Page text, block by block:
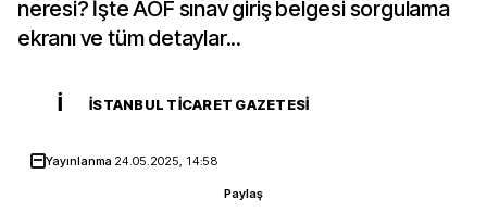
neresi? İşte AÖF sınav giriş belgesi sorgulama
ekranı ve tüm detaylar...
İ İSTANBUL TICARET GAZETESI
Yayınlanma 24.05.2025, 14:58
Paylaş